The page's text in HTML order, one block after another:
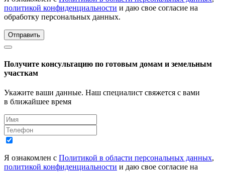
политикой конфиденциальности и даю свое согласие на
обработку персональных данных.
Отправить
Получите консультацию по готовым домам и земельным
участкам
Укажите ваши данные. Наш специалист свяжется с вами
в ближайшее время
Я ознакомлен с Политикой в области персональных данных,
политикой конфиденциальности и даю свое согласие на